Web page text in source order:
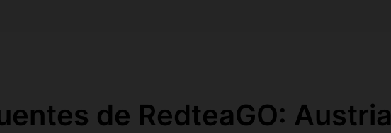
de RedteaGO: Austria